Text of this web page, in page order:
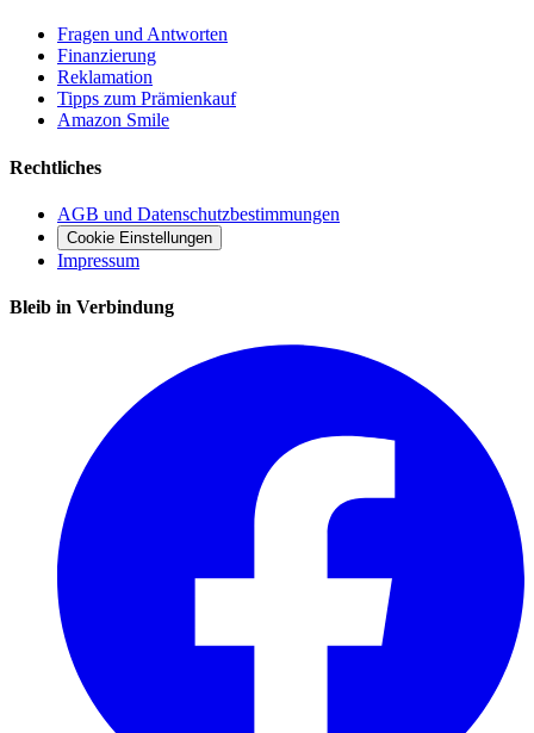
Fragen und Antworten
Finanzierung
Reklamation
Tipps zum Prämienkauf
Amazon Smile
Rechtliches
AGB und Datenschutzbestimmungen
Cookie Einstellungen
Impressum
Bleib in Verbindung